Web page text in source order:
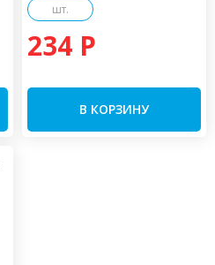
шт.
234 P
В КОРЗИНУ